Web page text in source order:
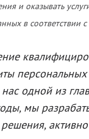
Полная
и оказывать
в соответствии
нас одной из
мы